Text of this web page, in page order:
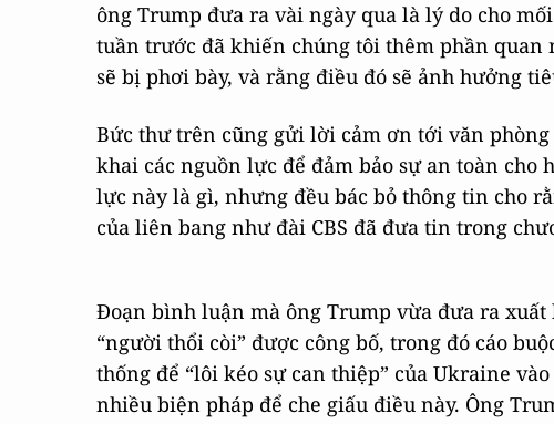
ông Trump đưa ra vài ngày qua là lý do cho
tuần trước đã khiến chúng tôi thêm phần
sẽ bị phơi bày, và rằng điều đó sẽ ảnh hưởng
Bức thư trên cũng gửi lời cảm ơn tới văn
khai các nguồn lực để đảm bảo sự an toàn cho
lực này là gì, nhưng đều bác bỏ thông tin cho
của liên bang như đài CBS đã đưa tin trong
Đoạn bình luận mà ông Trump vừa đưa ra
“người thổi còi” được công bố, trong đó cáo
thống để “lôi kéo sự can thiệp” của Ukraine
nhiều biện pháp để che giấu điều này. Ông